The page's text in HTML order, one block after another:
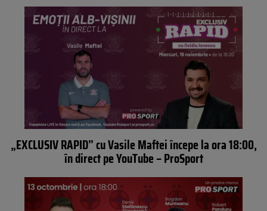
„EXCLUSIV RAPID” cu Vasile Maftei începe la ora 18:00,
în direct pe YouTube – ProSport